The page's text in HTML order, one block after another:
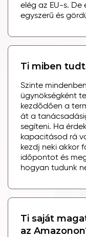
elég az EU-s. De
egyszerű és
Ti miben
Szinte
ügynökségként
kezdődően a
át a
segíteni. Ha
kapacitásod rá
kezdj neki akkor
időpontot és
hogyan tudunk
Ti saját
az